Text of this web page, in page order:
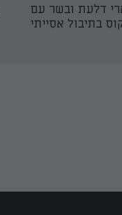
דלעת ובשר עם
בתיבול אסייתי